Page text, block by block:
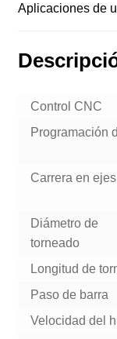
Aplicaciones de
Control CNC
Programación
Carrera en
Diámetro de
torneado
Longitud de
Paso de barra
Velocidad del